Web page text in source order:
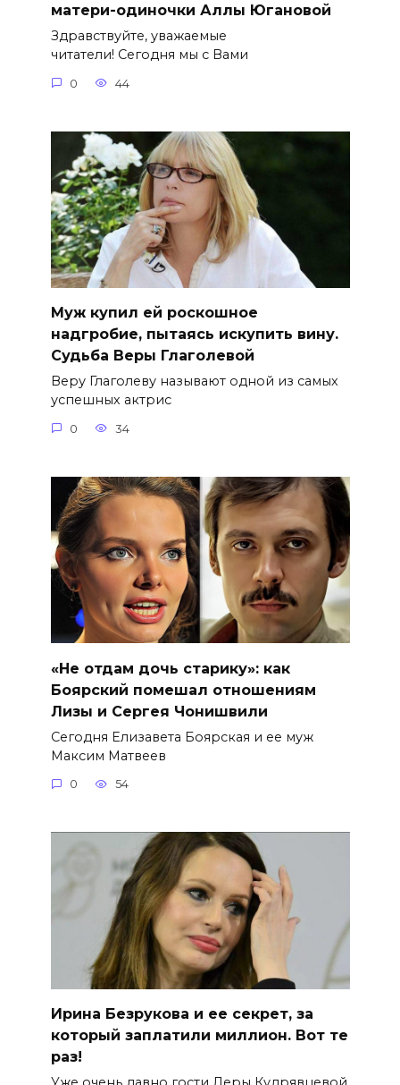
матери-одиночки Аллы Югановой
Здравствуйте, уважаемые
читатели! Сегодня мы с Вами
0 44
Муж купил ей роскошное
надгробие, пытаясь искупить вину.
Судьба Веры Глаголевой
Веру Глаголеву называют одной из самых
успешных актрис
0 34
«Не отдам дочь старику»: как
Боярский помешал отношениям
Лизы и Сергея Чонишвили
Сегодня Елизавета Боярская и ее муж
Максим Матвеев
0 54
Ирина Безрукова и ее секрет, за
который заплатили миллион. Вот те
раз!